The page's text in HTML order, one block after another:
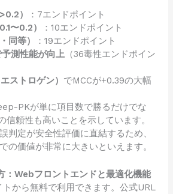
）
：7エンドポイント
〜0.2）
：10エンドポイント
同等）
：19エンドポイント
測性能が向上 （36毒性エンドポイン
ストロゲン） でMCCが+0.39の大幅
PKが単に項目数で勝るだけでな
信頼性も高いことを示しています。
判定が安全性評価に直結するため、
の価値が非常に大きいといえます。
Webフロントエンドと最適化機能
から無料で利用できます。公式URL